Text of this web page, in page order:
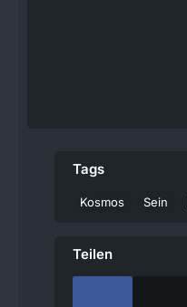
Tags
Kosmos Sein
Teilen